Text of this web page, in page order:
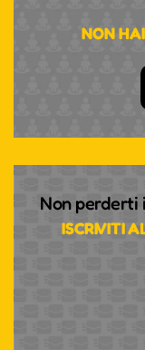
NON
Non perderti
ISCRIVITI